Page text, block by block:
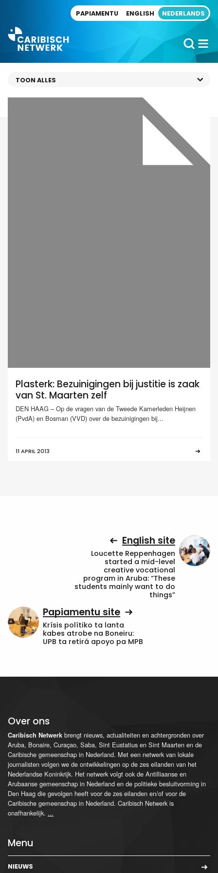
PAPIAMENTU ENGLISH NEDERLANDS
Plasterk: Bezuinigingen bij justitie is zaak
van St. Maarten zelf
DEN HAAG – Op de vragen van de Tweede Kamerleden Heijnen
(PvdA) en Bosman (VVD) over de bezuinigingen bij...
11 APRIL 2013
English site
Loucette Reppenhagen
started a mid-level
creative vocational
program in Aruba: “These
students mainly want to do
things”
Papiamentu site
Krísis polítiko ta lanta
kabes atrobe na Boneiru:
UPB ta retirá apoyo pa MPB
Over ons
Caribisch Netwerk brengt nieuws, actualiteiten en achtergronden over
Aruba, Bonaire, Curaçao, Saba, Sint Eustatius en Sint Maarten en de
Caribische gemeenschap in Nederland. Met een netwerk van lokale
journalisten volgen we de ontwikkelingen op de zes eilanden van het
Nederlandse Koninkrijk. Het netwerk volgt ook de Antilliaanse en
Arubaanse gemeenschap in Nederland en de politieke besluitvorming in
Den Haag die gevolgen heeft voor de zes eilanden en/of voor de
Caribische gemeenschap in Nederland. Caribisch Netwerk is
onafhankelijk. ...
Menu
NIEUWS